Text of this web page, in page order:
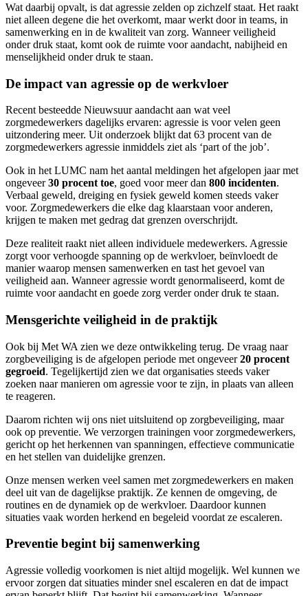
Wat daarbij opvalt, is dat agressie zelden op zichzelf staat. Het raakt
niet alleen degene die het overkomt, maar werkt door in teams, in
samenwerking en in de kwaliteit van zorg. Wanneer veiligheid
onder druk staat, komt ook de ruimte voor aandacht, nabijheid en
menselijkheid onder druk te staan.
De impact van agressie op de werkvloer
Recent besteedde Nieuwsuur aandacht aan wat veel
zorgmedewerkers dagelijks ervaren: agressie is voor velen geen
uitzondering meer. Uit onderzoek blijkt dat 63 procent van de
zorgmedewerkers agressie inmiddels ziet als ‘part of the job’.
Ook in het LUMC nam het aantal meldingen het afgelopen jaar met
ongeveer30 procent toe, goed voor meer dan 800 incidenten.
Verbaal geweld, dreiging en fysiek geweld komen steeds vaker
voor. Zorgmedewerkers die elke dag klaarstaan voor anderen,
krijgen te maken met gedrag dat grenzen overschrijdt.
Deze realiteit raakt niet alleen individuele medewerkers. Agressie
zorgt voor verhoogde spanning op de werkvloer, beïnvloedt de
manier waarop mensen samenwerken en tast het gevoel van
veiligheid aan. Wanneer agressie wordt genormaliseerd, komt de
ruimte voor aandacht en goede zorg verder onder druk te staan.
Mensgerichte veiligheid in de praktijk
Ook bij Met WA zien we deze ontwikkeling terug. De vraag naar
zorgbeveiliging is de afgelopen periode met ongeveer20 procent
gegroeid. Tegelijkertijd zien we dat organisaties steeds vaker
zoeken naar manieren om agressie voor te zijn, in plaats van alleen
te reageren.
Daarom richten wij ons niet uitsluitend op zorgbeveiliging, maar
ook op preventie. We verzorgen trainingen voor zorgmedewerkers,
gericht op het herkennen van spanningen, effectieve communicatie
en het stellen van duidelijke grenzen.
Onze mensen werken veel samen met zorgmedewerkers en maken
deel uit van de dagelijkse praktijk. Ze kennen de omgeving, de
routines en de dynamiek op de werkvloer. Daardoor kunnen
situaties vaak worden herkend en begeleid voordat ze escaleren.
Preventie begint bij samenwerking
Agressie volledig voorkomen is niet altijd mogelijk. Wel kunnen we
ervoor zorgen dat situaties minder snel escaleren en dat de impact